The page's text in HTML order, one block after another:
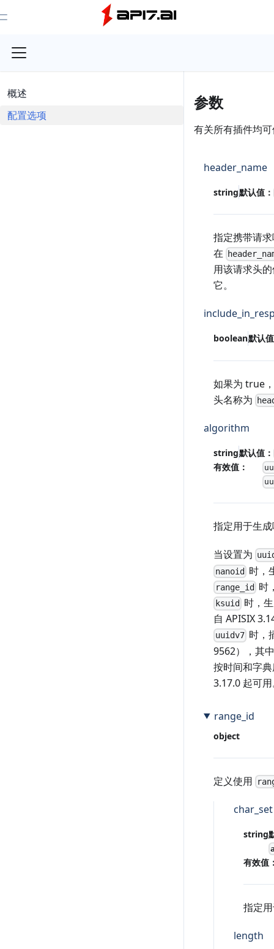
Toggle Menu
概述
配置选项
参数
有关所有插件均
header_name
string默认值：
指定携带请
在
用该请求头
它。
boolean默认
如果为 true
头名称为
algorithm
string默认值：
有效值：
指定用于生
当设置为
nanoid
时，
range_id 时
ksuid
时，
自 APISIX
uuidv7 时，
9562），其
按时间和字
3.17.0 起可
range_id
object
定义使用
char_set
string
有效值
指定
length